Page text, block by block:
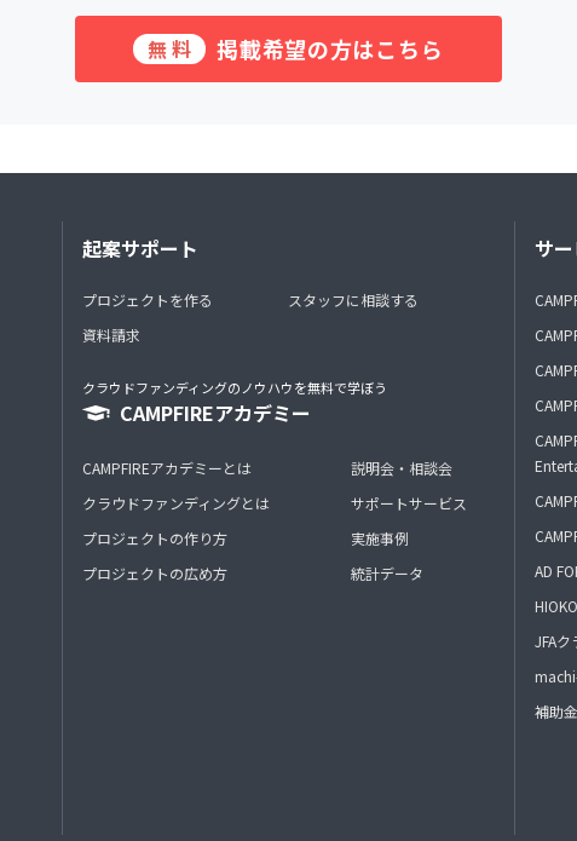
無料 掲載希望の方はこちら
起案サポート
プロジェクトを作る
資料請求
スタッフに相談する
クラウドファンディングのノウハウを無料で学ぼう
CAMPFIREアカデミー
CAMPFIREアカデミーとは
クラウドファンディングとは
プロジェクトの作り方
プロジェクトの広め方
説明会・相談会
サポートサービス
実施事例
統計データ
サ
AD
JFA
補助